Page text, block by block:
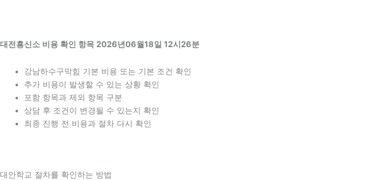
대전흥신소 비용 확인 항목 2026년06월18일 12시26분
강남하수구막힘 기본 비용 또는 기본 조건 확인
추가 비용이 발생할 수 있는 상황 확인
포함 항목과 제외 항목 구분
상담 후 조건이 변경될 수 있는지 확인
최종 진행 전 비용과 절차 다시 확인
대안학교 절차를 확인하는 방법